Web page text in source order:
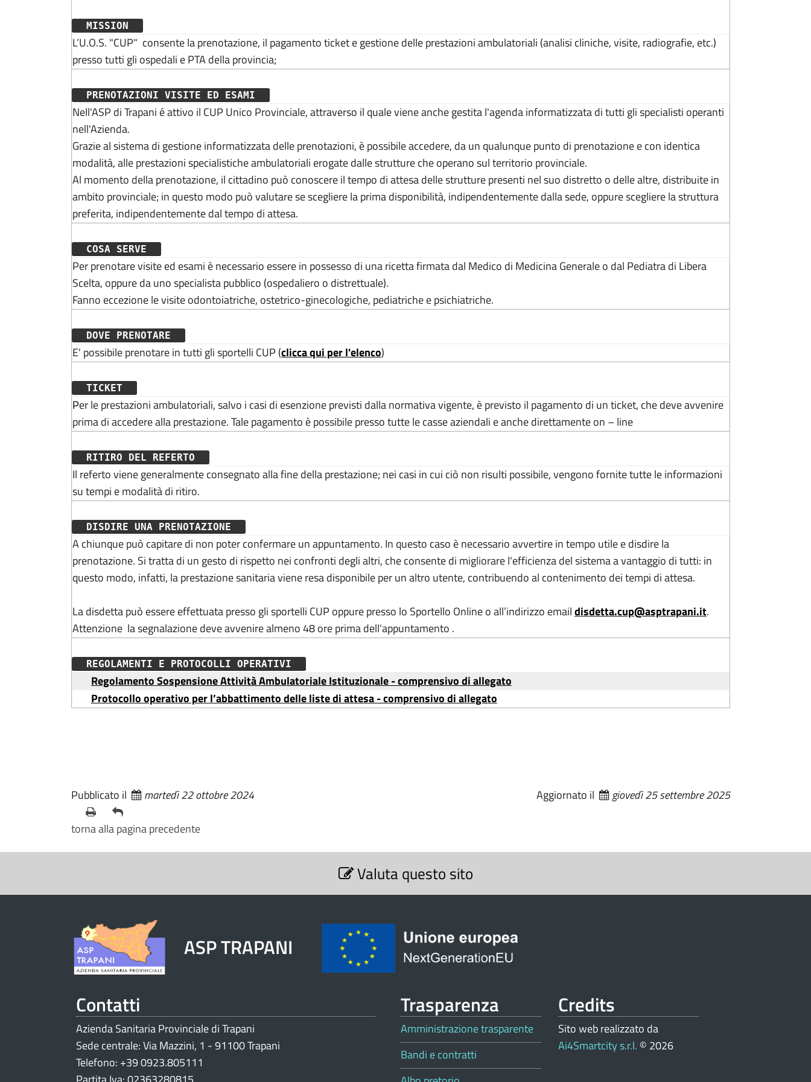
MISSION
L’U.O.S. "CUP" consente la prenotazione, il pagamento ticket e gestione delle prestazioni ambulatoriali (analisi cliniche, visite, radiografie, etc.)
presso tutti gli ospedali e PTA della provincia;
PRENOTAZIONI VISITE ED ESAMI
Nell'ASP di Trapani é attivo il CUP Unico Provinciale, attraverso il quale viene anche gestita l'agenda informatizzata di tutti gli specialisti operanti
nell'Azienda.
Grazie al sistema di gestione informatizzata delle prenotazioni, è possibile accedere, da un qualunque punto di prenotazione e con identica
modalità, alle prestazioni specialistiche ambulatoriali erogate dalle strutture che operano sul territorio provinciale.
Al momento della prenotazione, il cittadino può conoscere il tempo di attesa delle strutture presenti nel suo distretto o delle altre, distribuite in
ambito provinciale; in questo modo può valutare se scegliere la prima disponibilità, indipendentemente dalla sede, oppure scegliere la struttura
preferita, indipendentemente dal tempo di attesa.
COSA SERVE
Per prenotare visite ed esami è necessario essere in possesso di una ricetta firmata dal Medico di Medicina Generale o dal Pediatra di Libera
Scelta, oppure da uno specialista pubblico (ospedaliero o distrettuale).
Fanno eccezione le visite odontoiatriche, ostetrico-ginecologiche, pediatriche e psichiatriche.
DOVE PRENOTARE
E' possibile prenotare in tutti gli sportelli CUP (clicca qui per l'elenco)
TICKET
Per le prestazioni ambulatoriali, salvo i casi di esenzione previsti dalla normativa vigente, è previsto il pagamento di un ticket, che deve avvenire
prima di accedere alla prestazione. Tale pagamento è possibile presso tutte le casse aziendali e anche direttamente on – line
RITIRO DEL REFERTO
Il referto viene generalmente consegnato alla fine della prestazione; nei casi in cui ciò non risulti possibile, vengono fornite tutte le informazioni
su tempi e modalità di ritiro.
DISDIRE UNA PRENOTAZIONE
A chiunque può capitare di non poter confermare un appuntamento. In questo caso è necessario avvertire in tempo utile e disdire la
prenotazione. Si tratta di un gesto di rispetto nei confronti degli altri, che consente di migliorare l'efficienza del sistema a vantaggio di tutti: in
questo modo, infatti, la prestazione sanitaria viene resa disponibile per un altro utente, contribuendo al contenimento dei tempi di attesa.
La disdetta può essere effettuata presso gli sportelli CUP oppure presso lo Sportello Online o all’indirizzo emaildisdetta.cup@asptrapani.it.
Attenzione la segnalazione deve avvenire almeno 48 ore prima dell'appuntamento .
REGOLAMENTI E PROTOCOLLI OPERATIVI
Regolamento Sospensione Attività Ambulatoriale Istituzionale - comprensivo di allegato
Protocollo operativo per l’abbattimento delle liste di attesa - comprensivo di allegato
Pubblicato il martedì 22 ottobre 2024 Aggiornato il giovedì 25 settembre 2025
torna alla pagina precedente
Valuta questo sito
ASP TRAPANI
Contatti
Azienda Sanitaria Provinciale di Trapani
Sede centrale: Via Mazzini, 1 - 91100 Trapani
Telefono: +39 0923.805111
Trasparenza
Amministrazione trasparente
Bandi e contratti
Credits
Sito web realizzato da
Ai4Smartcity s.r.l. © 2026